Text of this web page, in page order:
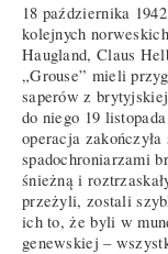
18 października
kolejnych
Haugland, Claus
„Grouse” mieli
saperów z
do niego 19
operacja
spadochroniarzami
śnieżną i
przeżyli, zostali
ich to, że byli w
genewskiej –